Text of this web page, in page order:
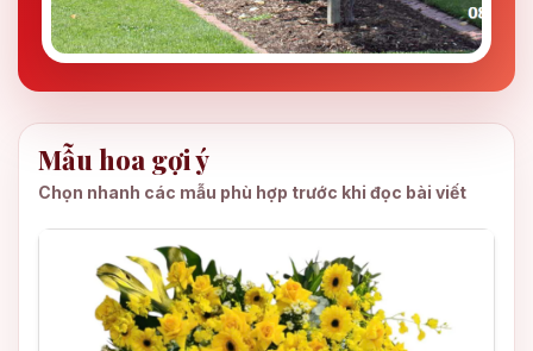
Mẫu hoa gợi ý
Chọn nhanh các mẫu phù hợp trước khi đọc bài viết